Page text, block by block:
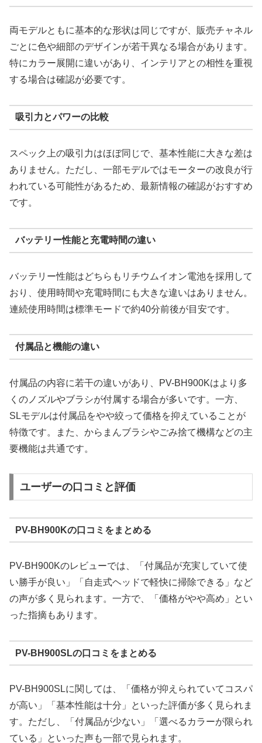
両モデルともに基本的な形状は同じですが、販売チャネル
ごとに色や細部のデザインが若干異なる場合があります。
特にカラー展開に違いがあり、インテリアとの相性を重視
する場合は確認が必要です。
吸引力とパワーの比較
スペック上の吸引力はほぼ同じで、基本性能に大きな差は
ありません。ただし、一部モデルではモーターの改良が行
われている可能性があるため、最新情報の確認がおすすめ
です。
バッテリー性能と充電時間の違い
バッテリー性能はどちらもリチウムイオン電池を採用して
おり、使用時間や充電時間にも大きな違いはありません。
連続使用時間は標準モードで約40分前後が目安です。
付属品と機能の違い
付属品の内容に若干の違いがあり、PV-BH900Kはより多
くのノズルやブラシが付属する場合が多いです。一方、
SLモデルは付属品をやや絞って価格を抑えていることが
特徴です。また、からまんブラシやごみ捨て機構などの主
要機能は共通です。
ユーザーの口コミと評価
PV-BH900Kの口コミをまとめる
PV-BH900Kのレビューでは、「付属品が充実していて使
い勝手が良い」「自走式ヘッドで軽快に掃除できる」など
の声が多く見られます。一方で、「価格がやや高め」とい
った指摘もあります。
PV-BH900SLの口コミをまとめる
PV-BH900SLに関しては、「価格が抑えられていてコスパ
が高い」「基本性能は十分」といった評価が多く見られま
す。ただし、「付属品が少ない」「選べるカラーが限られ
ている」といった声も一部で見られます。